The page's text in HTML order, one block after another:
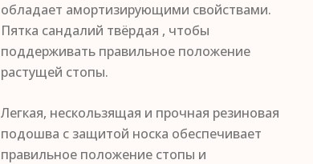
обладает амортизирующими свойствами.
Пятка сандалий твёрдая , чтобы
поддерживать правильное положение
растущей стопы.
Легкая, нескользящая и прочная резиновая
подошва с защитой носка обеспечивает
правильное положение стопы и